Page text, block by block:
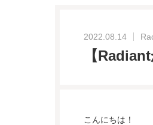
2022.08.14
【
こんにちは！